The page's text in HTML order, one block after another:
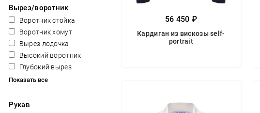
Вырез/воротник
Воротник стойка
Воротник хомут
Вырез лодочка
Высокий воротник
Глубокий вырез
Показать все
Рукав
56 450 ₽
Кардиган из вискозы self-
portrait